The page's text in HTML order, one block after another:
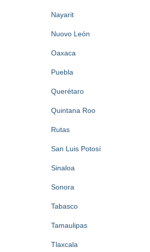
Nayarit
Nuovo León
Oaxaca
Puebla
Querétaro
Quintana Roo
Rutas
San Luis Potosí
Sinaloa
Sonora
Tabasco
Tamaulipas
Tlaxcala